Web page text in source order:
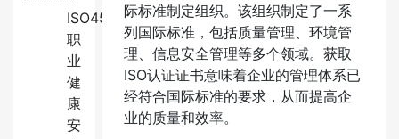
ISO45001:2018
职
业
健
康
安
际标准制定组织。该组织制定了一系
列国际标准，包括质量管理、环境管
理、信息安全管理等多个领域。获取
ISO认证证书意味着企业的管理体系已
经符合国际标准的要求，从而提高企
业的质量和效率。